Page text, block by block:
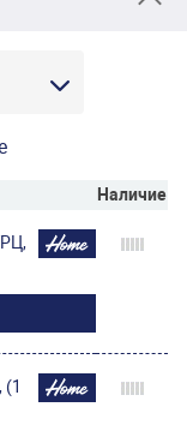
Наличие
(1